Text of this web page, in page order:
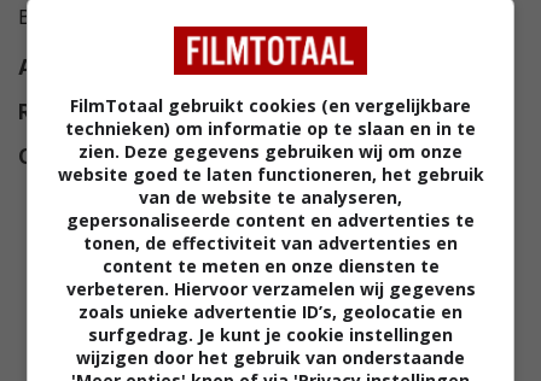
Berlusconi om zijn macht te behouden?
Alt titel
Them 1
Regie
Paolo Sorrentino.
Cast
Toni Servillo,Elena Sofia Ricci
Roberto De Francesco,Ricky
Memphis,Dario Cantarelli,
Riccardo Scamarcio,Anna
Bonaiuto,Giovanni Esposito,
Fabrizio Bentivoglio,Kasia
Smutniak, Duccio Camerini,
FilmTotaal gebruikt cookies (en vergelijkbare
technieken) om informatie op te slaan en in te
zien. Deze gegevens gebruiken wij om onze
website goed te laten functioneren, het gebruik
van de website te analyseren,
gepersonaliseerde content en advertenties te
tonen, de effectiviteit van advertenties en
content te meten en onze diensten te
verbeteren. Hiervoor verzamelen wij gegevens
zoals unieke advertentie ID’s, geolocatie en
surfgedrag. Je kunt je cookie instellingen
wijzigen door het gebruik van onderstaande